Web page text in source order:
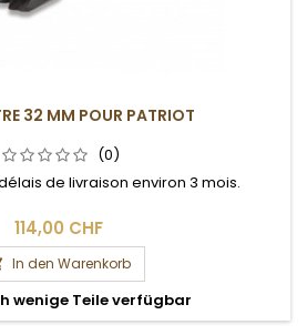
32 MM POUR PATRIOT
(0)
de livraison environ 3 mois.
114,00 CHF
In den Warenkorb
wenige Teile verfügbar